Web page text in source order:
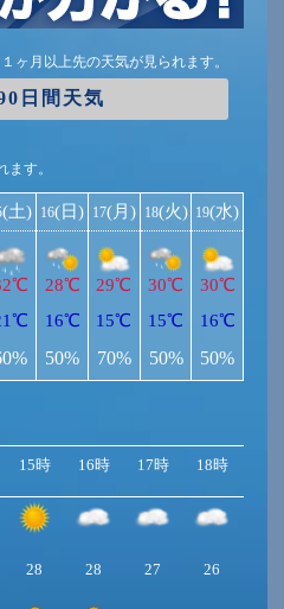
ヶ月以上先の天気が見られます。
日間天気
す。
(土) 16(日)
28℃
16℃
50%
17(月)
29℃
15℃
70%
18(火)
30℃
15℃
50%
19(水)
30℃
16℃
50%
15時 16時 17時 18時
28 28 27 26